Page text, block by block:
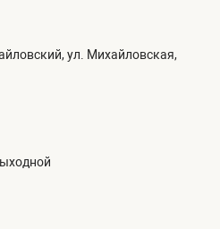
ул. Михайловская,